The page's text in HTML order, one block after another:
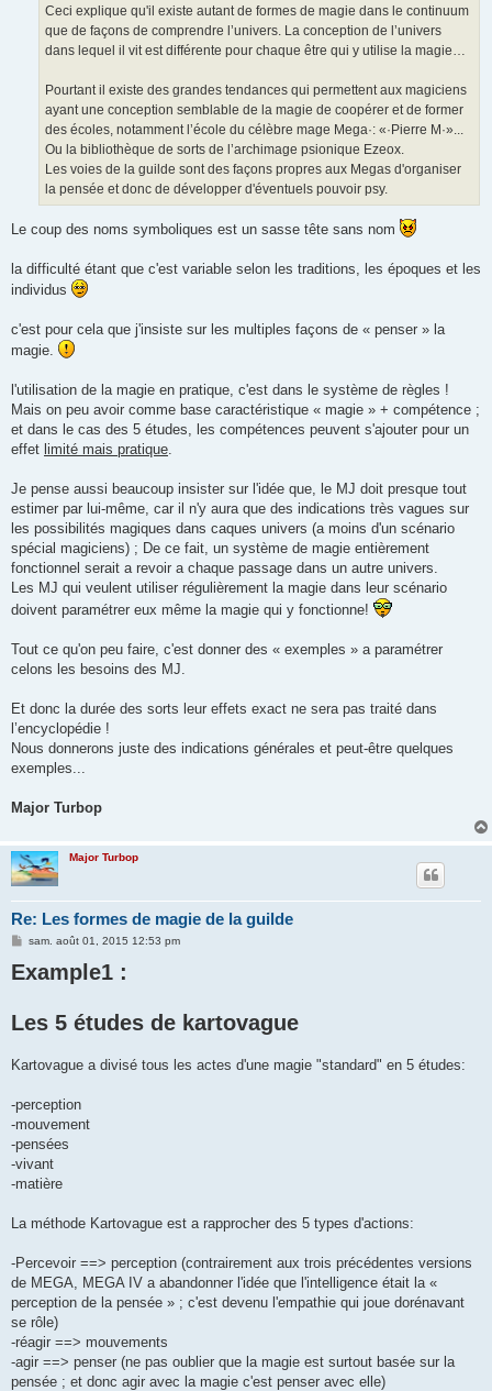
Ceci explique qu'il existe autant de formes de magie dans le continuum
que de façons de comprendre l’univers. La conception de l’univers
dans lequel il vit est différente pour chaque être qui y utilise la magie…
Pourtant il existe des grandes tendances qui permettent aux magiciens
ayant une conception semblable de la magie de coopérer et de former
des écoles, notamment l’école du célèbre mage Mega·: «·Pierre M·»...
Ou la bibliothèque de sorts de l’archimage psionique Ezeox.
Les voies de la guilde sont des façons propres aux Megas d'organiser
la pensée et donc de développer d'éventuels pouvoir psy.
Le coup des noms symboliques est un sasse tête sans nom
la difficulté étant que c'est variable selon les traditions, les époques et les
individus
c'est pour cela que j'insiste sur les multiples façons de « penser » la
magie.
l'utilisation de la magie en pratique, c'est dans le système de règles !
Mais on peu avoir comme base caractéristique « magie » + compétence ;
et dans le cas des 5 études, les compétences peuvent s'ajouter pour un
effet limité mais pratique.
Je pense aussi beaucoup insister sur l'idée que, le MJ doit presque tout
estimer par lui-même, car il n'y aura que des indications très vagues sur
les possibilités magiques dans caques univers (a moins d'un scénario
spécial magiciens) ; De ce fait, un système de magie entièrement
fonctionnel serait a revoir a chaque passage dans un autre univers.
Les MJ qui veulent utiliser régulièrement la magie dans leur scénario
doivent paramétrer eux même la magie qui y fonctionne!
Tout ce qu'on peu faire, c'est donner des « exemples » a paramétrer
celons les besoins des MJ.
Et donc la durée des sorts leur effets exact ne sera pas traité dans
l’encyclopédie !
Nous donnerons juste des indications générales et peut-être quelques
exemples...
Major Turbop
Major Turbop
Re: Les formes de magie de la guilde
M
s
s
e
sam. août 01, 2015 12:53 pm
Example1 :
Les 5 études de kartovague
Kartovague a divisé tous les actes d'une magie "standard" en 5 études:
-perception
-mouvement
-pensées
-vivant
-matière
La méthode Kartovague est a rapprocher des 5 types d'actions:
-Percevoir ==> perception (contrairement aux trois précédentes versions
de MEGA, MEGA IV a abandonner l'idée que l'intelligence était la «
perception de la pensée » ; c'est devenu l'empathie qui joue dorénavant
se rôle)
-réagir ==> mouvements
-agir ==> penser (ne pas oublier que la magie est surtout basée sur la
pensée ; et donc agir avec la magie c'est penser avec elle)